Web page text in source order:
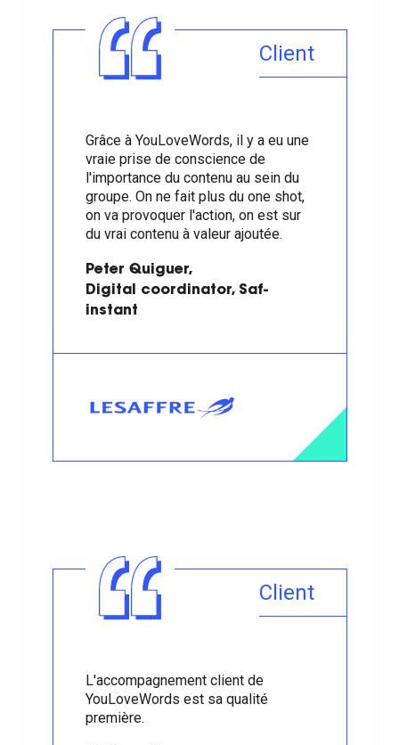
Client
Grâce à YouLoveWords, il y a eu une
vraie prise de conscience de
l'importance du contenu au sein du
groupe. On ne fait plus du one shot,
on va provoquer l'action, on est sur
du vrai contenu à valeur ajoutée.
Peter Quiguer,
Digital coordinator, Saf-
instant
Client
L'accompagnement client de
YouLoveWords est sa qualité
première.